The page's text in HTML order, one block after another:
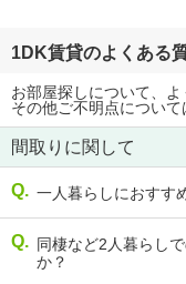
1DK賃貸のよくある
お部屋探しについて、よ
その他ご不明点につい
間取りに関して
一人暮らしにおすす
同棲など2人暮らし
か？